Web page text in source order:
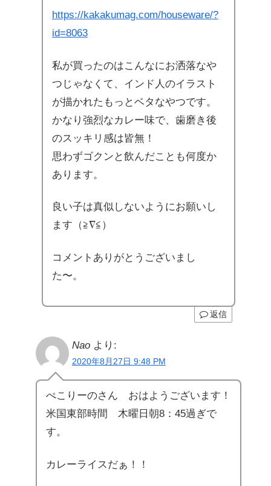
https://kakakumag.com/houseware/?
id=8063
私が買ったのはこんなにお洒落なや
つじゃなくて、インド人のイラスト
が描かれたもっとベタなやつです。
かなり強烈なカレー味で、歯磨き後
のスッキリ感は皆無！
思わずゴクンと飲んだことも何度か
あります。
良い子は真似しないようにお願いし
ます（≧∇≦）
コメントありがとうございまし
た〜。
返信
Nao より:
2020年8月27日 9:48 PM
ぺこりーのさん おはようございます！
米国東部時間 木曜日朝8：45過ぎで
す。
カレーライスだぁ！！